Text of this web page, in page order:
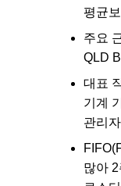
평균
주요
QLD
대표
기계
관리
많아